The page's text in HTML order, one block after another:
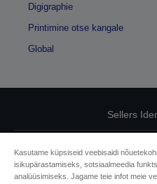
Digigraphie
Printimine otse kangale
Global
Sellers
EU Data
Kasutame küpsiseid veebisaidi
isikupärastamiseks, sotsiaalmeedia
analüüsimiseks. Jagame teie infot meie